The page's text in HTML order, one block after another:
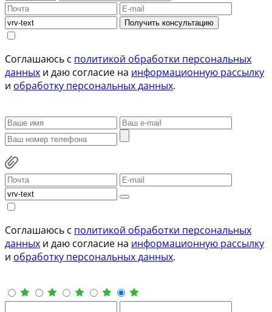
Получить консультацию
Соглашаюсь с политикой обработки персональных
данных и даю согласие на информационную рассылку
и обработку персональных данных.
Соглашаюсь с политикой обработки персональных
данных и даю согласие на информационную рассылку
и обработку персональных данных.